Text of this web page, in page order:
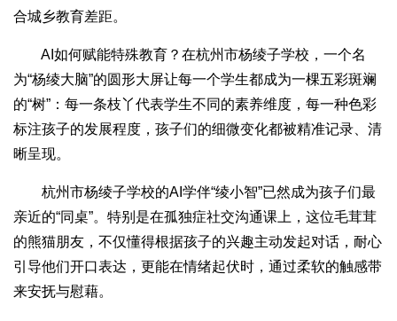
合城乡教育差距。
AI如何赋能特殊教育？在杭州市杨绫子学校，一个名
为“杨绫大脑”的圆形大屏让每一个学生都成为一棵五彩斑斓
的“树”：每一条枝丫代表学生不同的素养维度，每一种色彩
标注孩子的发展程度，孩子们的细微变化都被精准记录、清
晰呈现。
杭州市杨绫子学校的AI学伴“绫小智”已然成为孩子们最
亲近的“同桌”。特别是在孤独症社交沟通课上，这位毛茸茸
的熊猫朋友，不仅懂得根据孩子的兴趣主动发起对话，耐心
引导他们开口表达，更能在情绪起伏时，通过柔软的触感带
来安抚与慰藉。